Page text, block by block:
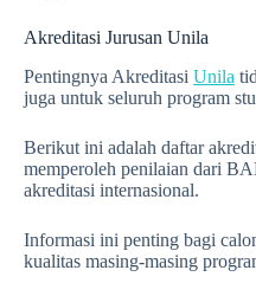
Akreditasi Jurusan Unila
Pentingnya Akreditasi Unila
juga untuk seluruh program
Berikut ini adalah daftar
memperoleh penilaian dari
akreditasi internasional.
Informasi ini penting bagi
kualitas masing-masing